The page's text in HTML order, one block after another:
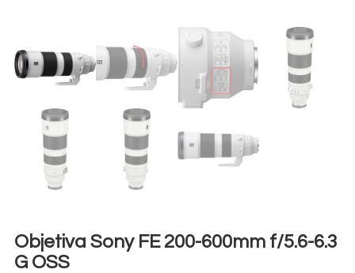
Objetiva Sony FE 200-600mm f/5.6-6.3
G OSS